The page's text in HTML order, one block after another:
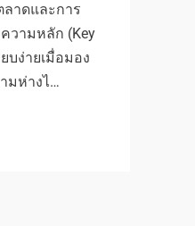
ลาดและการ
วามหลัก (Key
บง่ายเมื่อมอง
มห่างไ…